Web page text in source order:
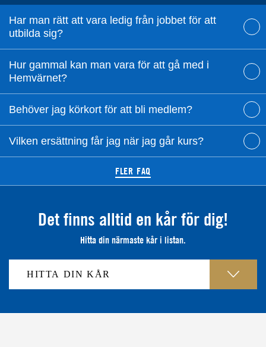
Har man rätt att vara ledig från jobbet för att
utbilda sig?
Hur gammal kan man vara för att gå med i
Hemvärnet?
Behöver jag körkort för att bli medlem?
Vilken ersättning får jag när jag går kurs?
FLER FAQ
Det finns alltid en kår för dig!
Hitta din närmaste kår i listan.